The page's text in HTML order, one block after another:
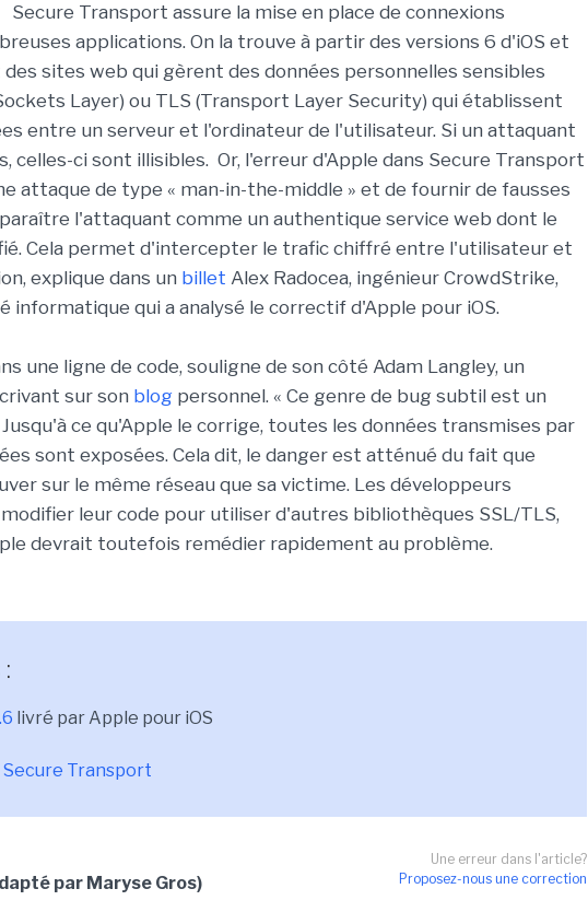
Secure Transport assure la mise en place de connexions
applications. On la trouve à partir des versions 6 d'iOS et
des sites web qui gèrent des données personnelles sensibles
Layer) ou TLS (Transport Layer Security) qui établissent
entre un serveur et l'ordinateur de l'utilisateur. Si un attaquant
celles-ci sont illisibles. Or, l'erreur d'Apple dans Secure Transport
attaque de type « man-in-the-middle » et de fournir de fausses
l'attaquant comme un authentique service web dont le
Cela permet d'intercepter le trafic chiffré entre l'utilisateur et
explique dans un billet Alex Radocea, ingénieur CrowdStrike,
informatique qui a analysé le correctif d'Apple pour iOS.
une ligne de code, souligne de son côté Adam Langley, un
sur son blog personnel. « Ce genre de bug subtil est un
ce qu'Apple le corrige, toutes les données transmises par
sont exposées. Cela dit, le danger est atténué du fait que
sur le même réseau que sa victime. Les développeurs
leur code pour utiliser d'autres bibliothèques SSL/TLS,
devrait toutefois remédier rapidement au problème.
livré par Apple pour iOS
Secure Transport
Une erreur dans l'article?
Proposez-nous une correction
par Maryse Gros)